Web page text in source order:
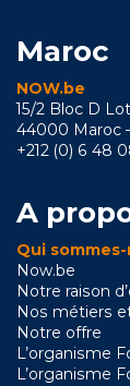
Maroc
NOW.be
15/2 Bloc D
44000 Maroc
+212 (0) 6 48
A
Qui
Now.be
Notre raison
Nos métiers
Notre offre
L’organisme
L’organisme